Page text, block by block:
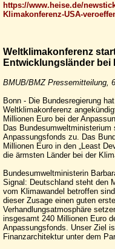
https://www.heise.de/
Klimakonferenz-USA-
Weltklimakonferenz
Entwicklungsländer
BMUB/BMZ Pressemitteilung,
Bonn - Die Bundesregierung
Weltklimakonferenz
Millionen Euro bei der
Das
Anpassungsfonds zu. Das
Millionen Euro in den „Least
die ärmsten Länder bei der
Bundesumweltministerin
Signal: Deutschland steht den
vom Klimawandel betroffen
dieser Zusage einen guten
Verhandlungsatmosphäre
insgesamt 240 Millionen Euro
Anpassungsfonds. Unser Ziel
Finanzarchitektur unter dem